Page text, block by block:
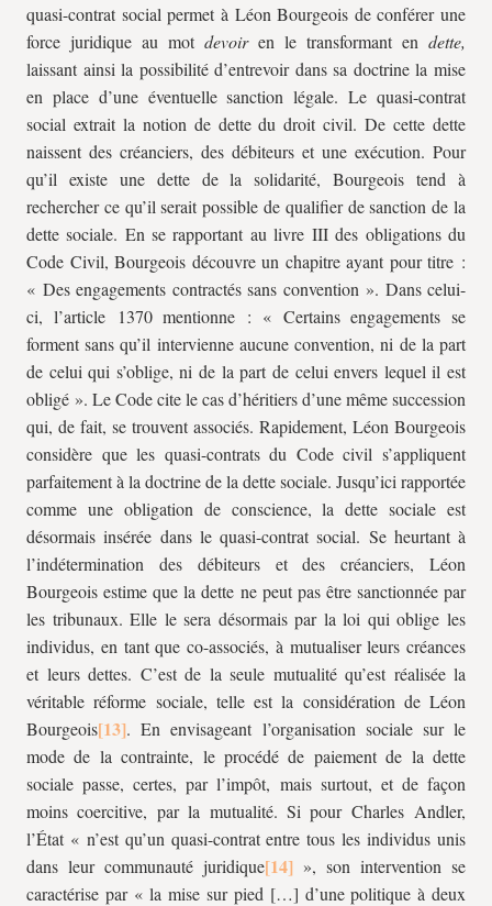
quasi-contrat social permet à Léon Bourgeois de conférer une
force juridique au mot devoir en le transformant en dette,
laissant ainsi la possibilité d’entrevoir dans sa doctrine la mise
en place d’une éventuelle sanction légale. Le quasi-contrat
social extrait la notion de dette du droit civil. De cette dette
naissent des créanciers, des débiteurs et une exécution. Pour
qu’il existe une dette de la solidarité, Bourgeois tend à
rechercher ce qu’il serait possible de qualifier de sanction de la
dette sociale. En se rapportant au livre III des obligations du
Code Civil, Bourgeois découvre un chapitre ayant pour titre :
« Des engagements contractés sans convention ». Dans celui-
ci, l’article 1370 mentionne : « Certains engagements se
forment sans qu’il intervienne aucune convention, ni de la part
de celui qui s’oblige, ni de la part de celui envers lequel il est
obligé ». Le Code cite le cas d’héritiers d’une même succession
qui, de fait, se trouvent associés. Rapidement, Léon Bourgeois
considère que les quasi-contrats du Code civil s’appliquent
parfaitement à la doctrine de la dette sociale. Jusqu’ici rapportée
comme une obligation de conscience, la dette sociale est
désormais insérée dans le quasi-contrat social. Se heurtant à
l’indétermination des débiteurs et des créanciers, Léon
Bourgeois estime que la dette ne peut pas être sanctionnée par
les tribunaux. Elle le sera désormais par la loi qui oblige les
individus, en tant que co-associés, à mutualiser leurs créances
et leurs dettes. C’est de la seule mutualité qu’est réalisée la
véritable réforme sociale, telle est la considération de Léon
Bourgeois
. En envisageant l’organisation sociale sur le
mode de la contrainte, le procédé de paiement de la dette
sociale passe, certes, par l’impôt, mais surtout, et de façon
moins coercitive, par la mutualité. Si pour Charles Andler,
l’État « n’est qu’un quasi-contrat entre tous les individus unis
dans leur communauté juridique
», son intervention se
caractérise par « la mise sur pied […] d’une politique à deux